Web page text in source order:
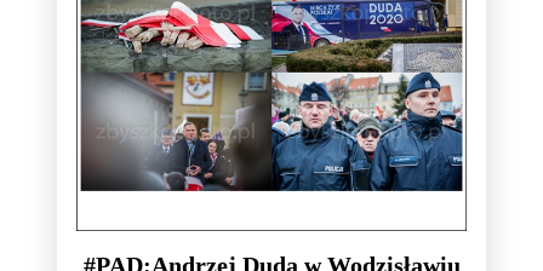
#PAD:Andrzej Duda w Wodzisławiu